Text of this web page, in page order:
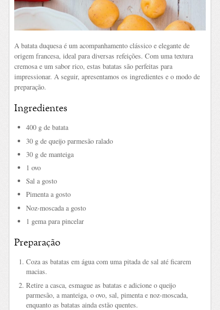
A batata duquesa é um acompanhamento clássico e elegante de
origem francesa, ideal para diversas refeições. Com uma textura
cremosa e um sabor rico, estas batatas são perfeitas para
impressionar. A seguir, apresentamos os ingredientes e o modo de
preparação.
Ingredientes
400 g de batata
30 g de queijo parmesão ralado
30 g de manteiga
1 ovo
Sal a gosto
Pimenta a gosto
Noz-moscada a gosto
1 gema para pincelar
Preparação
Coza as batatas em água com uma pitada de sal até ficarem
macias.
Retire a casca, esmague as batatas e adicione o queijo
parmesão, a manteiga, o ovo, sal, pimenta e noz-moscada,
enquanto as batatas ainda estão quentes.